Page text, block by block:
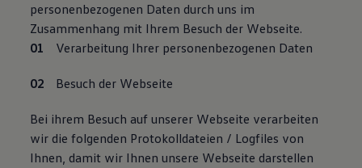
personenbezogenen Daten durch uns im
Zusammenhang mit Ihrem Besuch der Webseite.
Verarbeitung Ihrer personenbezogenen Daten
Besuch der Webseite
Bei ihrem Besuch auf unserer Webseite verarbeiten
wir die folgenden Protokolldateien / Logfiles von
Ihnen, damit wir Ihnen unsere Webseite darstellen